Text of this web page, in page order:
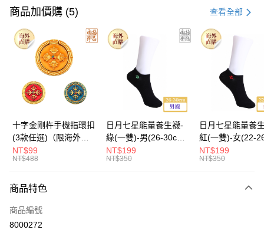
信用卡一次付款
Apple Pay
Google Pay
運送方式
海外國際空運 查看運費
商品加價購 (5) 查看全部
十字金剛杵手機指環扣
(3款任選)（限海外直
購）Ring Holder
NT$99
NT$488
日月七星能量養生襪-
綠(一雙)-男(26-30cm)-
船型（限海外直購）
Socks
NT$199
NT$350
日月七星能量養
紅(一雙)-女(22-
-船型 （限海外
Socks
NT$199
NT$350
商品特色
商品編號
8000272